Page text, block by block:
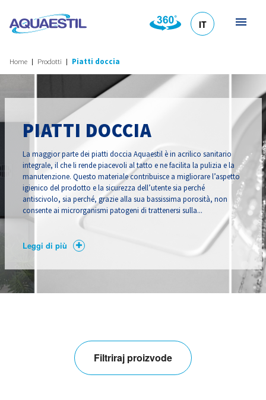
IT
Home Prodotti Piatti doccia
PIATTI DOCCIA
La maggior parte dei piatti doccia Aquaestil è in acrilico sanitario
integrale, il che li rende piacevoli al tatto e ne facilita la pulizia e la
manutenzione. Questo materiale contribuisce a migliorare l’aspetto
igienico del prodotto e la sicurezza dell’utente sia perché
antiscivolo, sia perché, grazie alla sua bassissima porosità, non
consente ai microrganismi patogeni di trattenersi sulla...
Leggi di più
Filtriraj proizvode